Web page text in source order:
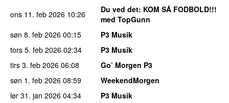
ons 11. feb 2026 10:26 Du ved det: KOM SÅ FODBOLD!!!
med TopGunn
søn 8. feb 2026 00:15
P3 Musik
tors 5. feb 2026 02:34
P3 Musik
tirs 3. feb 2026 06:08
Go’ Morgen P3
søn 1. feb 2026 08:59
WeekendMorgen
lør 31. jan 2026 04:34
P3 Musik